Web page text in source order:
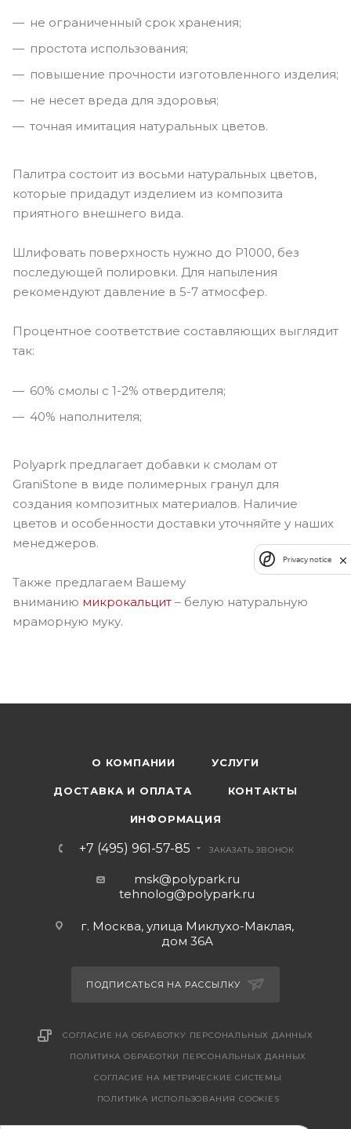
не ограниченный срок хранения;
простота использования;
повышение прочности изготовленного изделия;
не несет вреда для здоровья;
точная имитация натуральных цветов.
Палитра состоит из восьми натуральных цветов,
которые придадут изделием из композита
приятного внешнего вида.
Шлифовать поверхность нужно до P1000, без
последующей полировки. Для напыления
рекомендуют давление в 5-7 атмосфер.
Процентное соответствие составляющих выглядит
так:
60% смолы с 1-2% отвердителя;
40% наполнителя;
Polyaprk предлагает добавки к смолам от
GraniStone в виде полимерных гранул для
создания композитных материалов. Наличие
цветов и особенности доставки уточняйте у наших
менеджеров.
Также предлагаем Вашему
вниманию микрокальцит – белую натуральную
мраморную муку.
О КОМПАНИИ УСЛУГИ
ДОСТАВКА И ОПЛАТА КОНТАКТЫ
ИНФОРМАЦИЯ
+7 (495) 961-57-85 ЗАКАЗАТЬ ЗВОНОК
msk@polypark.ru
tehnolog@polypark.ru
г. Москва, улица Миклухо-Маклая,
дом 36А
ПОДПИСАТЬСЯ НА РАССЫЛКУ
СОГЛАСИЕ НА ОБРАБОТКУ ПЕРСОНАЛЬНЫХ ДАННЫХ
ПОЛИТИКА ОБРАБОТКИ ПЕРСОНАЛЬНЫХ ДАННЫХ
CОГЛАСИЕ НА МЕТРИЧЕСКИЕ СИСТЕМЫ
ПОЛИТИКА ИСПОЛЬЗОВАНИЯ COOKIES
Privacy notice